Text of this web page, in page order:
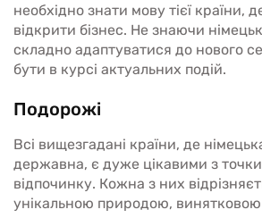
необхідно знати мову тієї країни,
відкрити бізнес. Не знаючи
складно адаптуватися до нового
бути в курсі актуальних подій.
Подорожі
Всі вищезгадані країни, де
державна, є дуже цікавими з
відпочинку. Кожна з них
унікальною природою, винятковою